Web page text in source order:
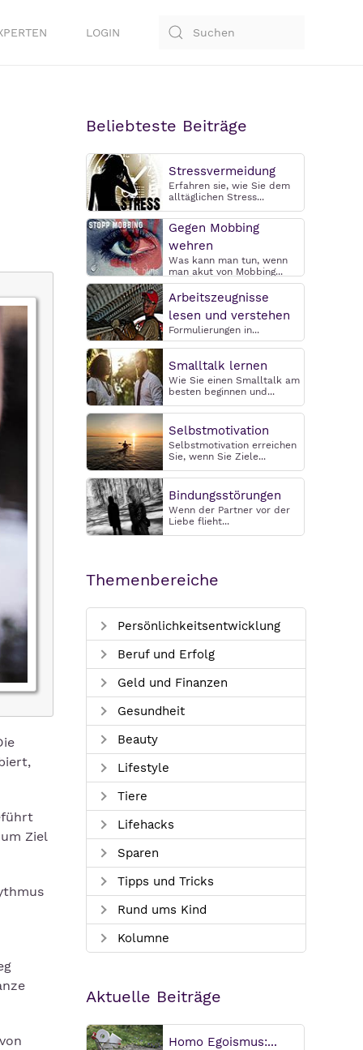
LOGIN
Ziel
Beliebteste Beiträge
Stressvermeidung
Erfahren sie, wie Sie dem
alltäglichen Stress...
Gegen Mobbing
wehren
Was kann man tun, wenn
man akut von Mobbing...
Arbeitszeugnisse
lesen und verstehen
Formulierungen in...
Smalltalk lernen
Wie Sie einen Smalltalk am
besten beginnen und...
Selbstmotivation
Selbstmotivation erreichen
Sie, wenn Sie Ziele...
Bindungsstörungen
Wenn der Partner vor der
Liebe flieht...
Themenbereiche
Persönlichkeitsentwicklung
Beruf und Erfolg
Geld und Finanzen
Gesundheit
Beauty
Lifestyle
Tiere
Lifehacks
Sparen
Tipps und Tricks
Rund ums Kind
Kolumne
Aktuelle Beiträge
Homo Egoismus:...